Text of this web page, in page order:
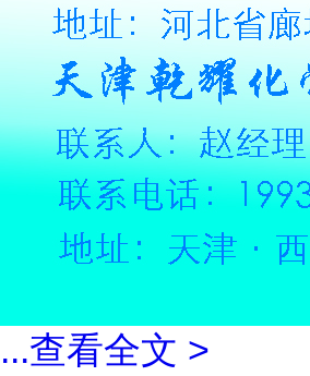
...查看全文 >